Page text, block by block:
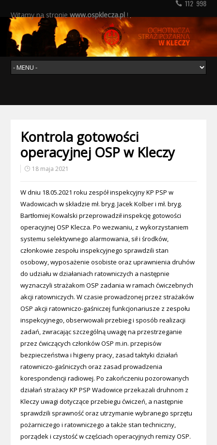
112 998
Witamy na stroniewww.ospklecza.pl!
Kontrola gotowości
operacyjnej OSP w Kleczy
18 maja 2021
W dniu 18.05.2021 roku zespół inspekcyjny KP PSP w
Wadowicach w składzie mł. bryg. Jacek Kolber i mł. bryg.
Bartłomiej Kowalski przeprowadził inspekcję gotowości
operacyjnej OSP Klecza. Po wezwaniu, z wykorzystaniem
systemu selektywnego alarmowania, sił i środków,
członkowie zespołu inspekcyjnego sprawdzili stan
osobowy, wyposażenie osobiste oraz uprawnienia druhów
do udziału w działaniach ratowniczych a następnie
wyznaczyli strażakom OSP zadania w ramach ćwiczebnych
akcji ratowniczych. W czasie prowadzonej przez strażaków
OSP akcji ratowniczo-gaśniczej funkcjonariusze z zespołu
inspekcyjnego, obserwowali przebieg i sposób realizacji
zadań, zwracając szczególną uwagę na przestrzeganie
przez ćwiczących członków OSP m.in. przepisów
bezpieczeństwa i higieny pracy, zasad taktyki działań
ratowniczo-gaśniczych oraz zasad prowadzenia
korespondencji radiowej. Po zakończeniu pozorowanych
działań strażacy KP PSP Wadowice przekazali druhnom z
Kleczy uwagi dotyczące przebiegu ćwiczeń, a następnie
sprawdzili sprawność oraz utrzymanie wybranego sprzętu
pożarniczego i ratowniczego a także stan techniczny,
porządek i czystość w częściach operacyjnych remizy OSP.